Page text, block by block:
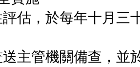
，於每年十月三十
管機關備查，並於